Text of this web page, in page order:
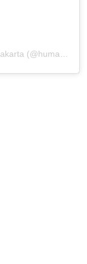
Sebuah kiriman dibagikan oleh Pemadam Jakarta (@humasjakfire)